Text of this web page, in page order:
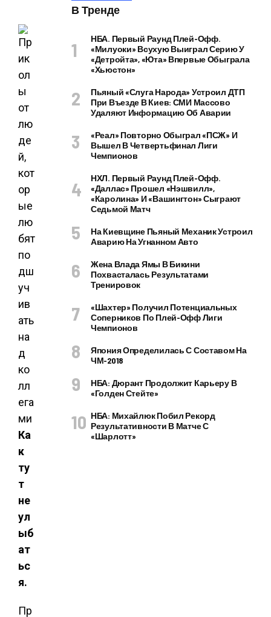
Ка
к
ту
т
не
ул
ыб
ат
ьс
я.
Пр
В Тренде
НБА. Первый Раунд Плей-Офф.
«Милуоки» Всухую Выиграл Серию У
«Детройта», «Юта» Впервые Обыграла
«Хьюстон»
Пьяный «слуга Народа» Устроил ДТП
При Въезде В Киев: СМИ Массово
Удаляют Информацию Об Аварии
«Реал» Повторно Обыграл «ПСЖ» И
Вышел В Четвертьфинал Лиги
Чемпионов
НХЛ. Первый Раунд Плей-Офф.
«Даллас» Прошел «Нэшвилл»,
«Каролина» И «Вашингтон» Сыграют
Седьмой Матч
На Киевщине Пьяный Механик Устроил
Аварию На Угнанном Авто
Жена Влада Ямы В Бикини
Похвасталась Результатами
Тренировок
«Шахтер» Получил Потенциальных
Соперников По Плей-Офф Лиги
Чемпионов
Япония Определилась С Составом На
ЧМ-2018
НБА: Дюрант Продолжит Карьеру В
«Голден Стейте»
НБА: Михайлюк Побил Рекорд
Результативности В Матче С
«Шарлотт»